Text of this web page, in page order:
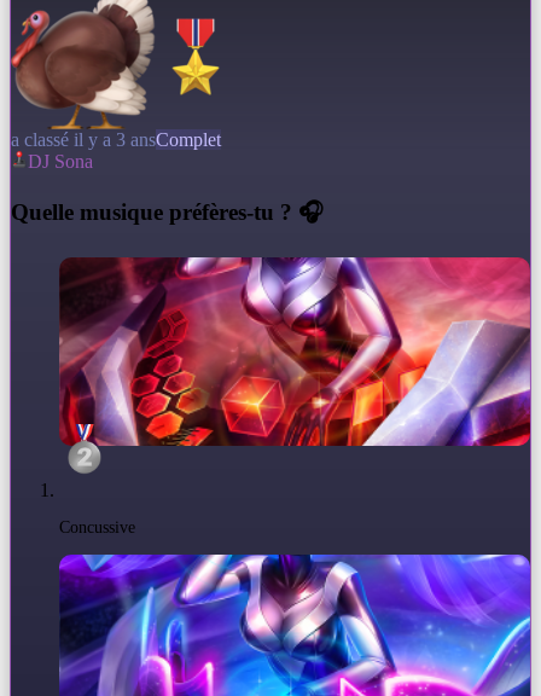
a classé il y a 3 ansComplet
DJ Sona
Quelle musique préfères-tu ? 🎧
Concussive